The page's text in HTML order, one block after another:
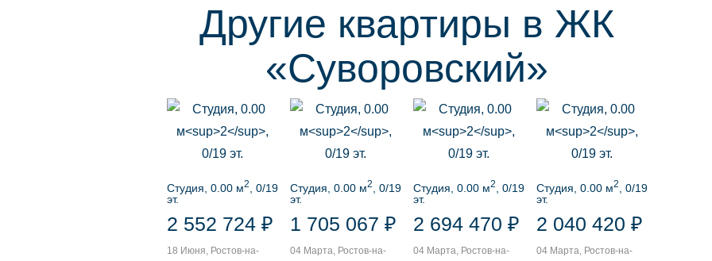
Другие квартиры в ЖК
«Суворовский»
Студия, 0.00 м2
, 0/19
эт.
2 552 724 ₽
18 Июня, Ростов-на-
Студия, 0.00 м2
, 0/19
эт.
1 705 067 ₽
04 Марта, Ростов-на-
Студия, 0.00 м2
, 0/19
эт.
2 694 470 ₽
04 Марта, Ростов-на-
Студия, 0.00 м2
, 0/19
эт.
2 040 420 ₽
04 Марта, Ростов-на-